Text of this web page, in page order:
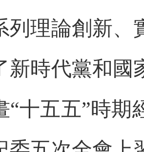
列理論創新、
新時代黨和國
“十五五”時期